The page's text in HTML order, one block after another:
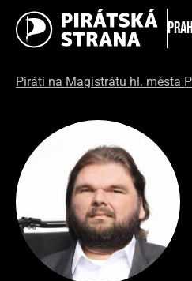
Piráti na Magistrátu hl. města